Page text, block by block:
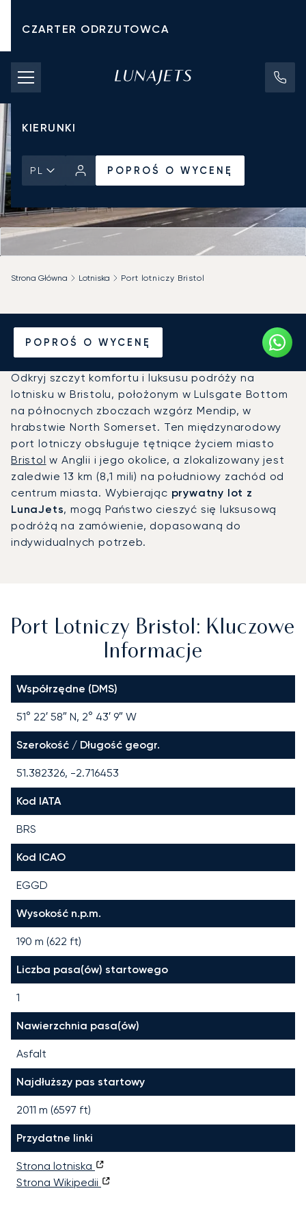
CZARTER ODRZUTOWCA
KOSZTY CZARTERU
PRYWATNE ODRZUTOWCE
KIERUNKI
PL POPROŚ O WYCENĘ
POPROŚ O WYCENĘ
Strona Główna Lotniska Port lotniczy Bristol
Prywatny odrzutowiec na
Port lotniczy Bristol (BRS)
Odkryj szczyt komfortu i luksusu podróży na
lotnisku w Bristolu, położonym w Lulsgate Bottom
na północnych zboczach wzgórz Mendip, w
hrabstwie North Somerset. Ten międzynarodowy
port lotniczy obsługuje tętniące życiem miasto
Bristol w Anglii i jego okolice, a zlokalizowany jest
zaledwie 13 km (8,1 mili) na południowy zachód od
centrum miasta. Wybierając prywatny lot z
LunaJets, mogą Państwo cieszyć się luksusową
podróżą na zamówienie, dopasowaną do
indywidualnych potrzeb.
Port Lotniczy Bristol: Kluczowe
Informacje
Współrzędne (DMS)
51° 22′ 58″ N, 2° 43′ 9″ W
Szerokość / Długość geogr.
51.382326, -2.716453
Kod IATA
BRS
Kod ICAO
EGGD
Wysokość n.p.m.
190 m (622 ft)
Liczba pasa(ów) startowego
1
Nawierzchnia pasa(ów)
Asfalt
Najdłuższy pas startowy
2011 m (6597 ft)
Przydatne linki
Strona lotniska
Strona Wikipedii